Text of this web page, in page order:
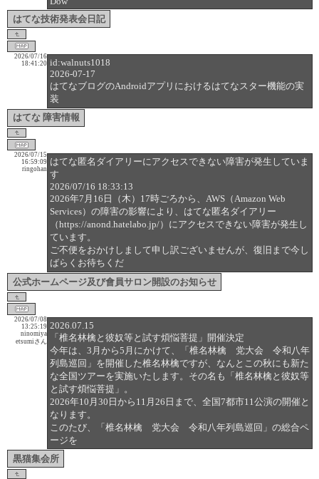
はてな技術発表会日記
id:walnuts1018
2026-07-17
はてなブログのAndroidアプリにおけるはてなスター機能の実
装
2026/07/16
18:41:20
はてな 障害情報
はてな匿名ダイアリーにアクセスできない障害が発生していま
す
2026/07/16 18:33:13
2026年7月16日（木）17時ごろから、AWS（Amazon Web
Services）の障害の影響により、はてな匿名ダイアリー
（https://anond.hatelabo.jp/）にアクセスできない障害が発生し
ています。
ご不便をおかけしまして申し訳ございませんが、復旧まで今し
ばらくお待ちくだ
2026/07/15
16:59:09
公式ホームページ及び會員サロン開設のお知らせ
ringohan
2026.07.15
「椎名林檎と彼奴等と試す煩悩菩提」開催決定
今年は、3月から5月にかけて、「椎名林檎 党大会 令和八年
列島巡回」を開催した椎名林檎ですが、なんとこの秋にも新た
な全国ツアーを実施いたします。その名も「椎名林檎と彼奴等
と試す煩悩菩提」。
2026年10月30日から11月26日まで、全国7都市11公演の開催と
なります。
このたび、「椎名林檎 党大会 令和八年列島巡回」の総合ペ
ージを
2026/07/08
13:25:19
黒猫集会所
ninomiya
etsumiさん